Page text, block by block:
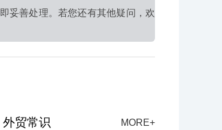
妥善处理。若您还有其他疑问，欢
外贸常识 MORE+